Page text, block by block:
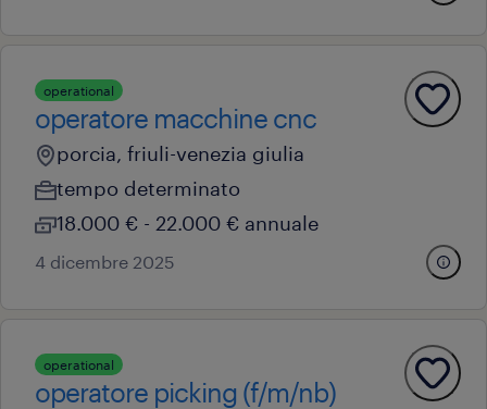
operational
operatore macchine cnc
porcia, friuli-venezia giulia
tempo determinato
18.000 € - 22.000 € annuale
4 dicembre 2025
operational
operatore picking (f/m/nb)